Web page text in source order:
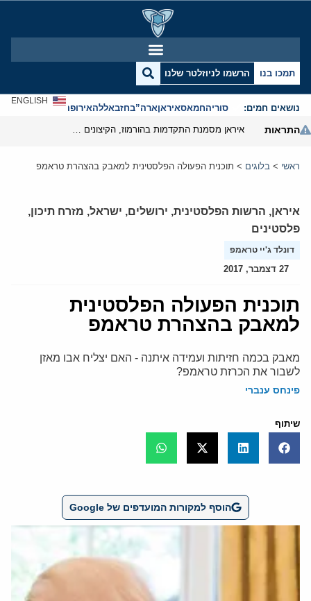
תמכו בנו הרשמו לניוזלטר שלנו
נושאים חמים: סוריהחמאסאיראןארה”בחזבאללהאירופהאנטישמיות
ENGLISH
התראות
ראשי > בלוגים > תוכנית הפעולה הפלסטינית למאבק בהצהרת טראמפ
איראן, הרשות הפלסטינית, ירושלים, ישראל, מזרח תיכון,
פלסטינים
דונלד ג'יי טראמפ
27 דצמבר, 2017
תוכנית הפעולה הפלסטינית
למאבק בהצהרת טראמפ
מאבק בכמה חזיתות ועמידה איתנה - האם יצליח אבו מאזן
לשבור את הכרזת טראמפ?
פינחס ענברי
שיתוף
הוסף למקורות המועדפים של Google